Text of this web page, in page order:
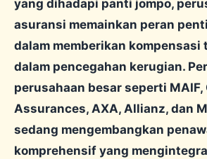
yang dihadapi panti jompo,
asuransi memainkan peran
dalam memberikan kompensasi
dalam pencegahan kerugian.
perusahaan besar seperti
Assurances, AXA, Allianz, dan
sedang mengembangkan
komprehensif yang